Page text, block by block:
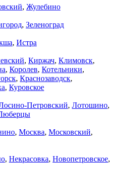
, Жулебино
, Зеленоград
, Истра
, Киржач, Климовск,
, Королев, Котельники,
, Краснозаводск,
, Куровское
Петровский, Лотошино,
, Москва, Московский,
, Некрасовка, Новопетровское,